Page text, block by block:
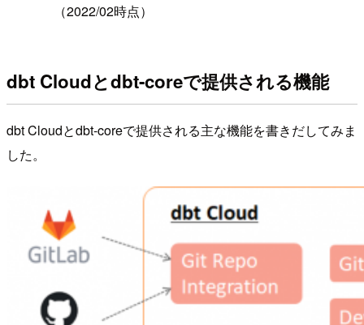
（2022/02時点）
dbt Cloudとdbt-coreで提供される機能
dbt Cloudとdbt-coreで提供される主な機能を書きだしてみま
した。